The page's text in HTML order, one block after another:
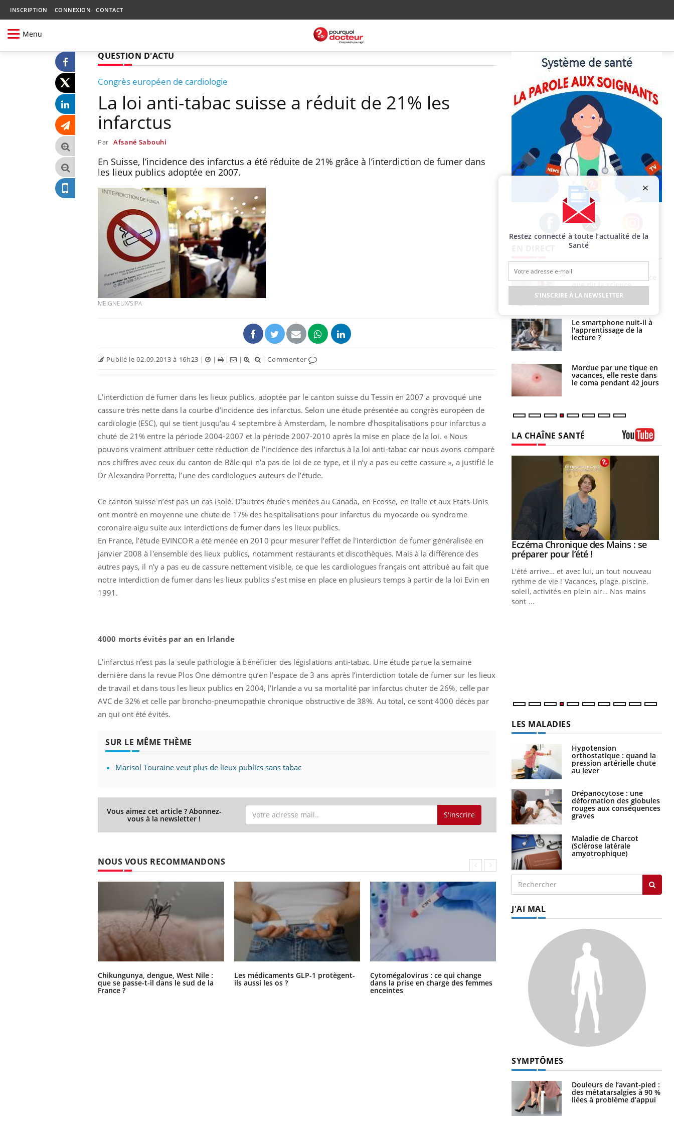
INSCRIPTION CONNEXION CONTACT
Menu
QUESTION D'ACTU
Congrès européen de cardiologie
La loi anti-tabac suisse a réduit de 21% les
infarctus
Par Afsané Sabouhi
En Suisse, l’incidence des infarctus a été réduite de 21% grâce à l’interdiction de fumer dans
les lieux publics adoptée en 2007.
MEIGNEUX/SIPA
Publié le 02.09.2013 à 16h23 | | | | |Commenter
L’interdiction de fumer dans les lieux publics, adoptée par le canton suisse du Tessin en 2007 a provoqué une
cassure très nette dans la courbe d’incidence des infarctus. Selon une étude présentée au congrès européen de
cardiologie (ESC), qui se tient jusqu’au 4 septembre à Amsterdam, le nombre d’hospitalisations pour infarctus a
chuté de 21% entre la période 2004-2007 et la période 2007-2010 après la mise en place de la loi. « Nous
pouvons vraiment attribuer cette réduction de l’incidence des infarctus à la loi anti-tabac car nous avons comparé
nos chiffres avec ceux du canton de Bâle qui n’a pas de loi de ce type, et il n’y a pas eu cette cassure », a justifié le
Dr Alexandra Porretta, l’une des cardiologues auteurs de l’étude.
Ce canton suisse n’est pas un cas isolé. D’autres études menées au Canada, en Ecosse, en Italie et aux Etats-Unis
ont montré en moyenne une chute de 17% des hospitalisations pour infarctus du myocarde ou syndrome
coronaire aigu suite aux interdictions de fumer dans les lieux publics.
En France, l’étude EVINCOR a été menée en 2010 pour mesurer l’effet de l'interdiction de fumer généralisée en
janvier 2008 à l'ensemble des lieux publics, notamment restaurants et discothèques. Mais à la différence des
autres pays, il n’y a pas eu de cassure nettement visible, ce que les cardiologues français ont attribué au fait que
notre interdiction de fumer dans les lieux publics s’est mise en place en plusieurs temps à partir de la loi Evin en
1991.
4000 morts évités par an en Irlande
L’infarctus n’est pas la seule pathologie à bénéficier des législations anti-tabac. Une étude parue la semaine
dernière dans la revue Plos One démontre qu’en l’espace de 3 ans après l’interdiction totale de fumer sur les lieux
de travail et dans tous les lieux publics en 2004, l’Irlande a vu sa mortalité par infarctus chuter de 26%, celle par
AVC de 32% et celle par broncho-pneumopathie chronique obstructive de 38%. Au total, ce sont 4000 décès par
an qui ont été évités.
SUR LE MÊME THÈME
Marisol Touraine veut plus de lieux publics sans tabac
Vous aimez cet article ? Abonnez-
vous à la newsletter ! S'inscrire
NOUS VOUS RECOMMANDONS
Chikungunya, dengue, West Nile :
que se passe-t-il dans le sud de la
France ?
Les médicaments GLP-1 protègent-
ils aussi les os ?
Cytomégalovirus : ce qui change
dans la prise en charge des femmes
enceintes
La sieste empêche-t-elle de dormir
la nuit ?
Facebook Twitter Instagram
Chikungunya, dengue,
West Nile : que se passe-
t-il dans le sud de la
France ?
VIH : la fin du comprimé
tous les jours se profile-t-
elle enfin ?
Pourquoi votre ventre
que dit la science
Le smartphone nuit-il à
l'apprentissage de la
lecture ?
Mordue par une tique en
vacances, elle reste dans
le coma pendant 42 jours
LA CHAÎNE SANTÉ
Eczéma Chronique des Mains :
expliquer ma maladie Youtube
Il y a des sujets qui sont faciles à aborder...
d'autres non ! D'un côté, poser des
questions sur la maladie d'un proche c'est
Youtube
Carence en fer : comprendre pour
prévenirYoutube
Fatigue, irritabilité, brouillard mental ou
même alopécie… Les symptômes de la
Youtube
Insuline & Charge mentale : et si on
osait en parler?? Youtube
En 2026, l'insuline dans le diabète de type 2
reste entourée d'idées reçues chez les
Youtube
Eczéma Chronique des Mains : se
préparer pour l’été !Youtube
L'été arrive… et avec lui, un tout nouveau
rythme de vie ! Vacances, plage, piscine,
soleil, activités en plein air… Nos mains
sont ...
LES MALADIES
Hypotension
orthostatique : quand la
pression artérielle chute
au lever
Drépanocytose : une
déformation des globules
rouges aux conséquences
graves
Maladie de Charcot
(Sclérose latérale
amyotrophique)
J'AI MAL
SYMPTÔMES
Douleurs de l’avant-pied :
des métatarsalgies à 90 %
liées à problème d’appui
Restez connecté à toute l’actualité de la
Santé
S'INSCRIRE À LA NEWSLETTER